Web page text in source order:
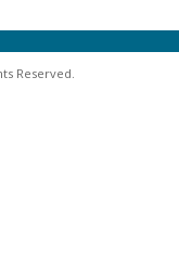
Reserved.